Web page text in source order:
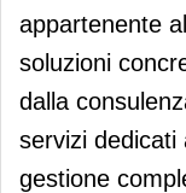
appartenente
soluzioni
dalla
servizi dedicati
gestione